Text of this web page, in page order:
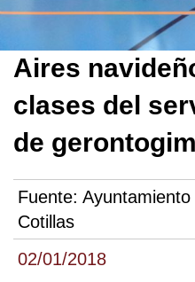
02/01/2018
Aires
clases del
de
Fuente:
Cotillas